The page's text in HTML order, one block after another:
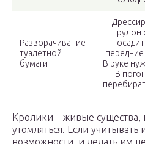
Разворачивание
туалетной
бумаги
рулон
В руке
В
Кролики – живые существа,
утомляться. Если
возможности, и делать им